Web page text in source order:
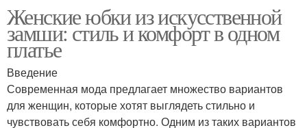
Женские юбки из искусственной
замши: стиль и комфорт в одном
платье
Введение
Современная мода предлагает множество вариантов
для женщин, которые хотят выглядеть стильно и
чувствовать себя комфортно. Одним из таких вариантов